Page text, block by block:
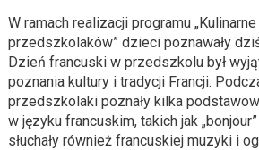
W ramach realizacji programu
przedszkolaków” dzieci poznawały
Dzień francuski w przedszkolu był
poznania kultury i tradycji Francji.
przedszkolaki poznały kilka
w języku francuskim, takich jak
słuchały również francuskiej muzyki i